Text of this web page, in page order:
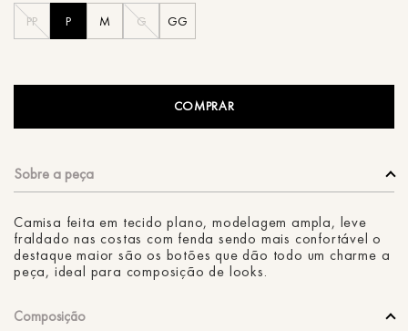
PP P M G GG
COMPRAR
Camisa feita em tecido plano, modelagem ampla, leve
fraldado nas costas com fenda sendo mais confortável o
destaque maior são os botões que dão todo um charme a
peça, ideal para composição de looks.
Composição